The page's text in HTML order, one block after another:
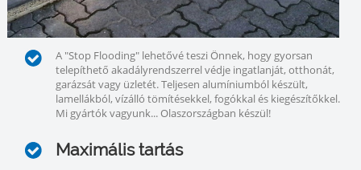
A "Stop Flooding" lehetővé teszi Önnek, hogy gyorsan
telepíthető akadályrendszerrel védje ingatlanját, otthonát,
garázsát vagy üzletét. Teljesen alumíniumból készült,
lamellákból, vízálló tömítésekkel, fogókkal és kiegészítőkkel.
Mi gyártók vagyunk... Olaszországban készül!
Maximális tartás